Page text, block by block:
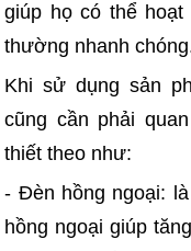
giúp họ có thể
thường nhanh
Khi sử dụng sản
cũng cần phải
thiết theo như:
- Đèn hồng ngoại:
hồng ngoại giúp